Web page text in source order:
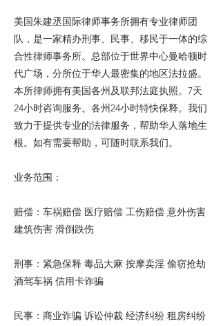
美国朱建丞国际律师事务所拥有专业律师团
队，是一家精办刑事、民事、移民于一体的综
合性律师事务所。总部位于世界中心曼哈顿时
代广场，分所位于华人最密集的地区法拉盛。
本所律师拥有美国各州及联邦法庭执照。7天
24小时咨询服务。各州24小时特快保释。我们
致力于提供专业的法律服务，帮助华人落地生
根。如有需要帮助，可随时联系我们。
业务范围：
赔偿：车祸赔偿 医疗赔偿 工伤赔偿 意外伤害
建筑伤害 滑倒跌伤
刑事：紧急保释 毒品大麻 按摩卖淫 偷窃抢劫
酒驾车祸 信用卡诈骗
民事：商业诈骗 诉讼仲裁 经济纠纷 租房纠纷